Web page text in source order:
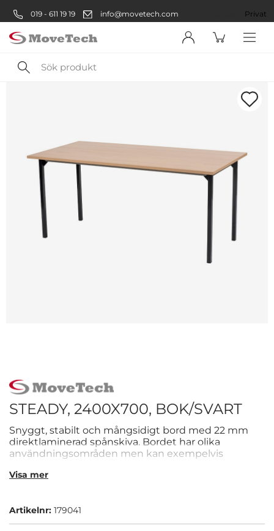
019 - 611 19 19 info@movetech.com Privat
Sök
produkt
STEADY, 2400X700, BOK/SVART
Snyggt, stabilt och mångsidigt bord med 22 mm
direktlaminerad spånskiva. Bordet har olika
användningsområden men kan exempelvis
Visa mer
Artikelnr: 179041
Företag